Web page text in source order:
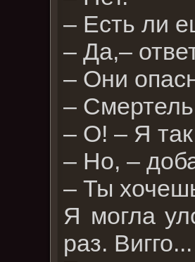
– Есть ли
– Да,–
– Они
–
– О! – Я
– Но, –
– Ты
Я могла
раз.